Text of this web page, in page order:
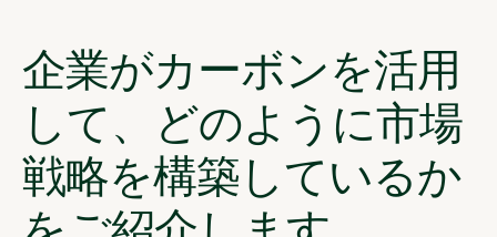
企業がカーボンを活用
して、どのように市場
戦略を構築しているか